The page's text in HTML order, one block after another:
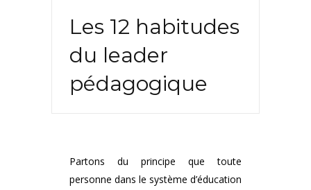
Les 12 habitudes
du leader
pédagogique
Partons du principe que toute
personne dans le système d’éducation